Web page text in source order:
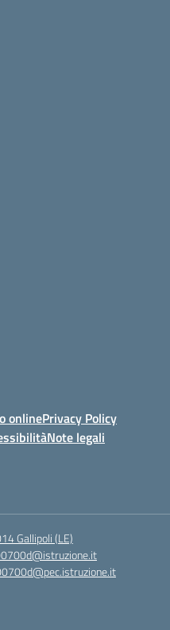
onlinePrivacy Policy
Note legali
Gallipoli (LE)